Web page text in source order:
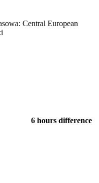
Central European
6 hours difference